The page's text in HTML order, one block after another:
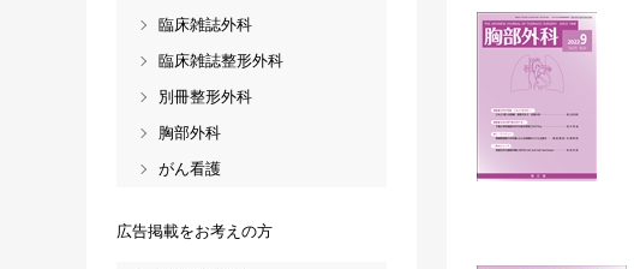
臨床雑誌外科
臨床雑誌整形外科
別冊整形外科
胸部外科
がん看護
広告掲載をお考えの方